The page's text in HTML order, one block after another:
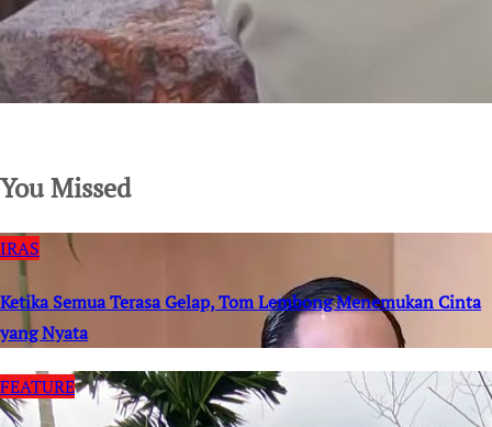
You Missed
IRAS
Ketika Semua Terasa Gelap, Tom Lembong Menemukan Cinta
yang Nyata
FEATURE